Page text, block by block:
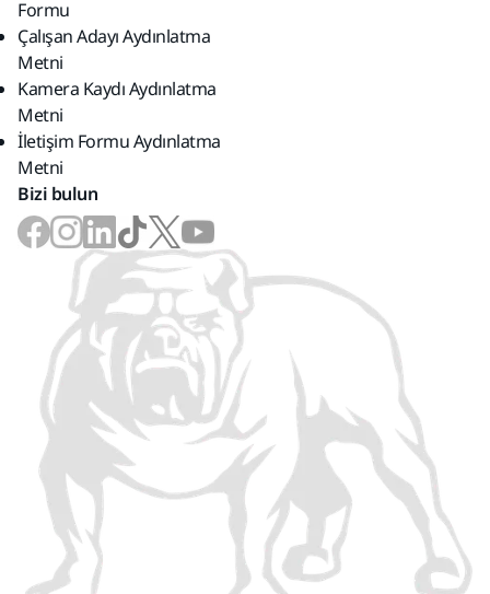
Formu
Çalışan Adayı Aydınlatma
Metni
Kamera Kaydı Aydınlatma
Metni
İletişim Formu Aydınlatma
Metni
Bizi bulun